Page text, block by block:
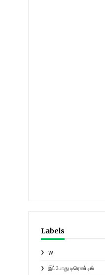
Labels
W
இப்போது டிரெண்டிங்